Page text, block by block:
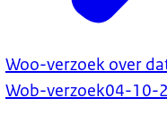
Woo-verzoek over
Wob-verzoek04-10-